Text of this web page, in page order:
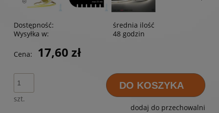
Dostępność:
średnia ilość
Wysyłka w:
48 godzin
Cena: 17,60 zł
szt.
DO KOSZYKA
dodaj do przechowalni